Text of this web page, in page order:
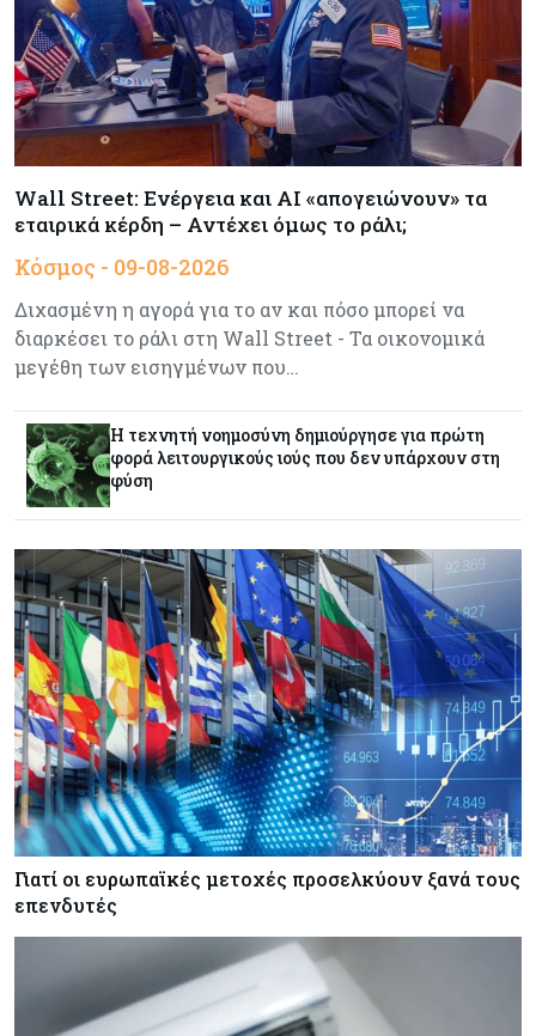
Η επενδυτική κουλτούρα που λείπει από την
Κύπρο
Τουρισμός 09-08-2026
Στη σκανδιναβική αγορά ποντάρει η Κύπρος για
περισσότερους επισκέπτες τον χειμώνα
Κόσμος
Ενέργεια: Στερεύουν τα αποθέματα της
Ενέργεια
στέγες διευρύνει την επιδότησή τους
Κόσμος
Fed: Βαθαίνει η διαφωνία για τα επιτόκια – Στο
επίκεντρο η επίμονη ακρίβεια
Κόσμος 08-08-2026
Ορμούζ: Πάνω από $510.000 την ημέρα για ένα
VLCC – Η αγορά πληρώνει πλέον τον κίνδυνο
και όχι τα μίλια
Κόσμος 08-08-2026
Αγορές ακινήτων: Οι 10 πιο ακριβές ευρωπαϊκές
πόλεις για αγορά σπιτιού (πίνακας)
Κόσμος 08-08-2026
Οι πυρκαγιές κατακαίνε την Ευρώπη, αλλά οι
ζημιές δεν είναι ασφαλισμένες
Κόσμος
Wall Street: Ενέργεια και AI «απογειώνουν» τα
εταιρικά κέρδη – Αντέχει όμως το ράλι;
Κόσμος - 09-08-2026
Διχασμένη η αγορά για το αν και πόσο μπορεί να
διαρκέσει το ράλι στη Wall Street - Τα οικονομικά
μεγέθη των εισηγμένων που…
Η τεχνητή νοημοσύνη δημιούργησε για πρώτη
φορά λειτουργικούς ιούς που δεν υπάρχουν στη
φύση
Γιατί οι ευρωπαϊκές μετοχές προσελκύουν ξανά τους
επενδυτές